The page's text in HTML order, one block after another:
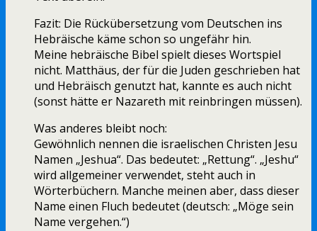
Fazit: Die Rückübersetzung vom Deutschen ins
Hebräische käme schon so ungefähr hin.
Meine hebräische Bibel spielt dieses Wortspiel
nicht. Matthäus, der für die Juden geschrieben hat
und Hebräisch genutzt hat, kannte es auch nicht
(sonst hätte er Nazareth mit reinbringen müssen).
Was anderes bleibt noch:
Gewöhnlich nennen die israelischen Christen Jesu
Namen „Jeshua“. Das bedeutet: „Rettung“. „Jeshu“
wird allgemeiner verwendet, steht auch in
Wörterbüchern. Manche meinen aber, dass dieser
Name einen Fluch bedeutet (deutsch: „Möge sein
Name vergehen.“)